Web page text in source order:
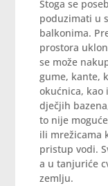
Stoga se
poduzimati u
balkonima.
prostora
se može
gume, kante,
okućnica, kao
dječjih
to nije
ili mrežicama
pristup vodi.
a u tanjuriće
zemlju.